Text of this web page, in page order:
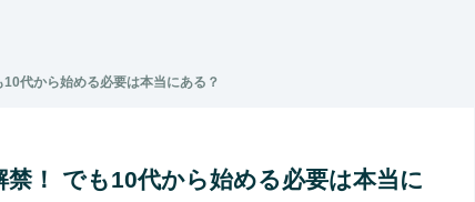
代から始める必要は本当にある？
！ でも10代から始める必要は本当に